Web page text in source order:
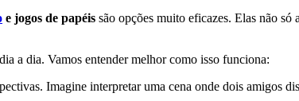
e jogos de papéis são opções muito eficazes. Elas não só
a dia. Vamos entender melhor como isso funciona:
Imagine interpretar uma cena onde dois amigos